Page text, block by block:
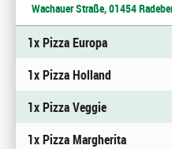
Wachauer Straße, 01454
1x Pizza Europa
1x Pizza Holland
1x Pizza Veggie
1x Pizza Margherita